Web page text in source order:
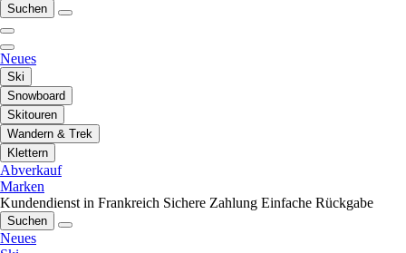
Suchen
Neues
Ski
Snowboard
Skitouren
Wandern & Trek
Klettern
Abverkauf
Marken
Kundendienst in Frankreich Sichere Zahlung Einfache Rückgabe
Suchen
Neues